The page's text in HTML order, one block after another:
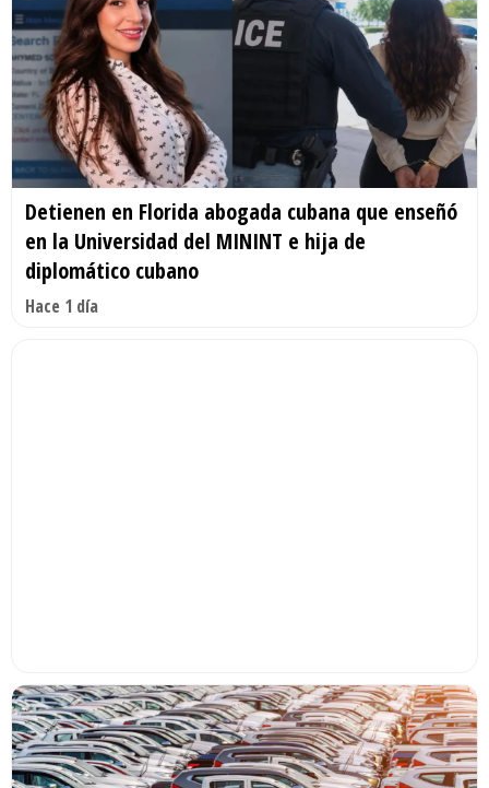
Detienen en Florida abogada cubana que enseñó
en la Universidad del MININT e hija de
diplomático cubano
Hace 1 día